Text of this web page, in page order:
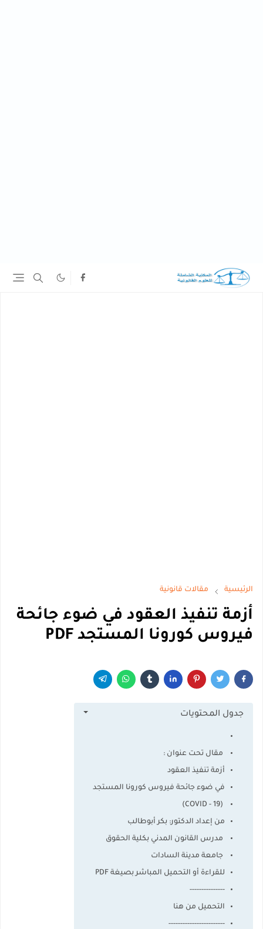
الرئيسية مقالات قانونية
أزمة تنفيذ العقود في ضوء جائحة
فيروس كورونا المستجد PDF
جدول المحتويات
مقال تحت عنوان :
أزمة تنفيذ العقود
في ضوء جائحة فيروس كورونا المستجد
(COVID - 19)
من إعداد الدكتور: بكر أبوطالب
مدرس القانون المدني بكلية الحقوق
جامعة مدينة السادات
للقراءة أو التحميل المباشر بصيغة PDF
---------------
التحميل من هنا
------------------------